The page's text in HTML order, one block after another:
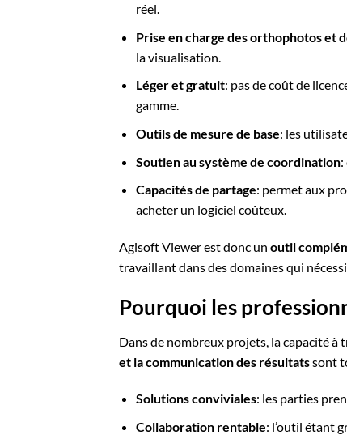
réel.
Prise en charge des orthophotos et
la visualisation.
Léger et gratuit: pas de coût de
gamme.
Outils de mesure de base: les
Soutien au système de coordination:
Capacités de partage: permet aux
acheter un logiciel coûteux.
Agisoft Viewer est donc un outil
travaillant dans des domaines qui
Pourquoi les
Dans de nombreux projets, la capacité à
et la communication des résultatssont
Solutions conviviales: les parties
Collaboration rentable: l’outil étant